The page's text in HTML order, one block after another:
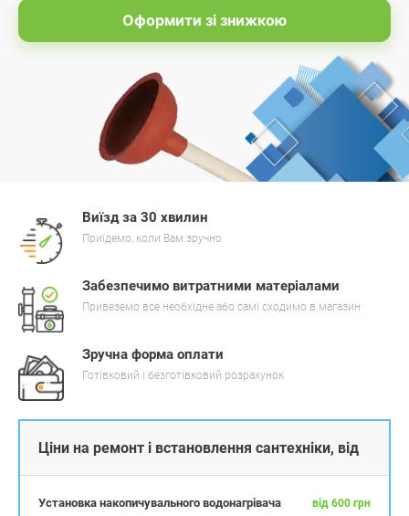
Оформити зі знижкою
Виїзд за 30 хвилин
Приїдемо, коли Вам зручно
Забезпечимо витратними матеріалами
Привеземо все необхідне або самі сходимо в магазин
Зручна форма оплати
Готівковий і безготівковий розрахунок
Ціни на ремонт і встановлення сантехніки, від
Установка накопичувального водонагрівача від 600 грн